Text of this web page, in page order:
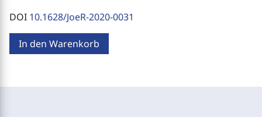
DOI 10.1628/JoeR-2020-0031
In den Warenkorb